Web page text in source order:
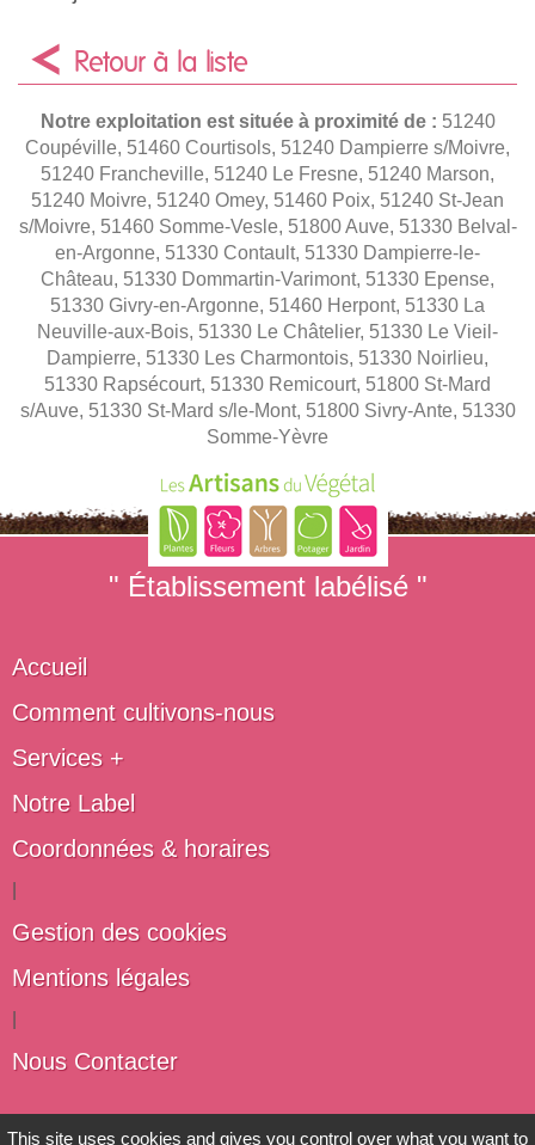
Retour à la liste
Notre exploitation est située à proximité de : 51240
Coupéville, 51460 Courtisols, 51240 Dampierre s/Moivre,
51240 Francheville, 51240 Le Fresne, 51240 Marson,
51240 Moivre, 51240 Omey, 51460 Poix, 51240 St-Jean
s/Moivre, 51460 Somme-Vesle, 51800 Auve, 51330 Belval-
en-Argonne, 51330 Contault, 51330 Dampierre-le-
Château, 51330 Dommartin-Varimont, 51330 Epense,
51330 Givry-en-Argonne, 51460 Herpont, 51330 La
Neuville-aux-Bois, 51330 Le Châtelier, 51330 Le Vieil-
Dampierre, 51330 Les Charmontois, 51330 Noirlieu,
51330 Rapsécourt, 51330 Remicourt, 51800 St-Mard
s/Auve, 51330 St-Mard s/le-Mont, 51800 Sivry-Ante, 51330
Somme-Yèvre
" Établissement labélisé "
Accueil
Comment cultivons-nous
Services +
Notre Label
Coordonnées & horaires
Gestion des cookies
Mentions légales
Nous Contacter
Les artisans du végétal
This site uses cookies and gives you control over what you want to